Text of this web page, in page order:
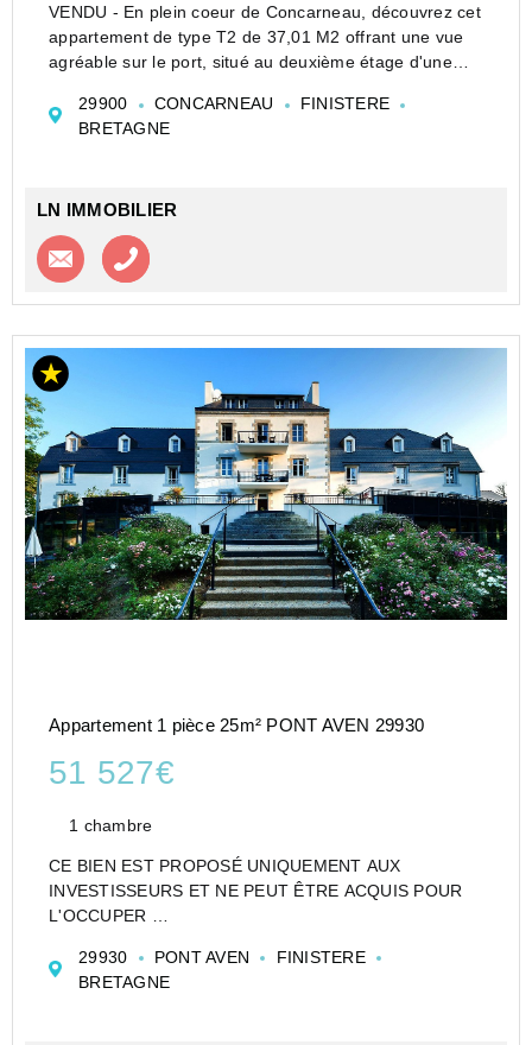
VENDU - En plein coeur de Concarneau, découvrez cet
appartement de type T2 de 37,01 M2 offrant une vue
agréable sur le port, situé au deuxième étage d'une
Il se compose d'un salon-séjour avec cuisine ouverte,
d'une chambre et d&#...
29900 CONCARNEAU
FINISTERE
BRETAGNE
LN IMMOBILIER
Contacter l'agence
Appartement 1 pièce 25m² PONT AVEN 29930
51 527€
1 chambre
CE BIEN EST PROPOSÉ UNIQUEMENT AUX
INVESTISSEURS ET NE PEUT ÊTRE ACQUIS POUR
L'OCCUPER
TOURISME - LOT LMNP GÉRÉ PAR GOELIA -
REVENU LOCATIF IMMÉDIAT
29930 PONT AVEN
FINISTERE
BRETAGNE